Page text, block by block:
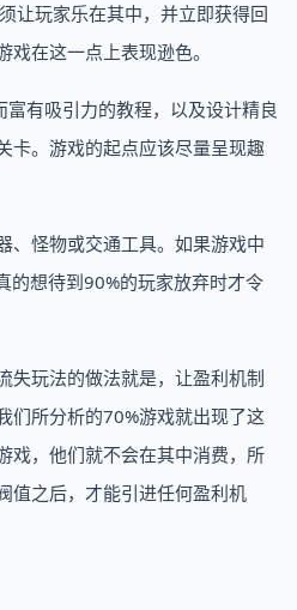
让玩家乐在其中，并立即获得回
在这一点上表现逊色。
富有吸引力的教程，以及设计精良
卡。游戏的起点应该尽量呈现趣
、怪物或交通工具。如果游戏中
的想待到90%的玩家放弃时才令
失玩法的做法就是，让盈利机制
们所分析的70%游戏就出现了这
戏，他们就不会在其中消费，所
值之后，才能引进任何盈利机